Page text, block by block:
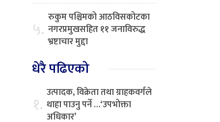
५. रुकुम पश्चिमको आठविसकोटका
नगरप्रमुखसहित ११ जनाविरुद्ध
भ्रष्टाचार मुद्दा
धेरै पढिएको
१. उत्पादक, विक्रेता तथा ग्राहकवर्गले
थाहा पाउनु पर्ने …‘उपभोक्ता
अधिकार’